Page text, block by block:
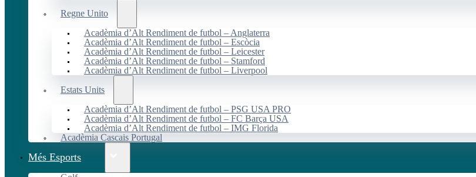
Regne Unito
Acadèmia d’Alt Rendiment de futbol – Anglaterra
Acadèmia d’Alt Rendiment de futbol – Escòcia
Acadèmia d’Alt Rendiment de futbol – Leicester
Acadèmia d’Alt Rendiment de futbol – Stamford
Acadèmia d’Alt Rendiment de futbol – Liverpool
Estats Units
Acadèmia d’Alt Rendiment de futbol – PSG USA PRO
Acadèmia d’Alt Rendiment de futbol – FC Barça USA
Acadèmia d’Alt Rendiment de futbol – IMG Florida
Acadèmia Cascais Portugal
Més Esports